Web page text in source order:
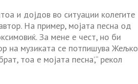
и дојдов во ситуации колегите
На пример, мојата песна од
За мене е чест, но би
на музиката се потпишува Жељко
тоа е мојата песна’,“ рекол